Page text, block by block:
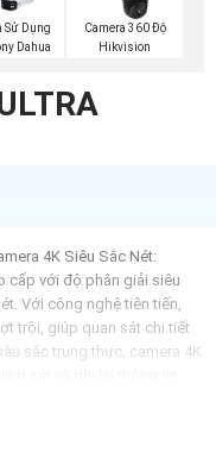
Sử Dụng
Dahua
Camera 360 Độ
Hikvision
4K Siêu Sắc Nét:
cấp với độ phân giải siêu
Với công nghệ tiên tiến,
trội, giúp quan sát chi tiết
sắc trung thực, camera 4K
sự bảo vệ cho gia đình
Sắt Nét.